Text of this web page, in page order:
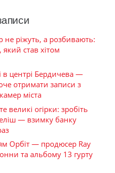
не ріжуть, а розбивають:
який став хітом
в центрі Бердичева —
отримати записи з
міста
великі огірки: зробіть
— взимку банку
Орбіт — продюсер Ray
та альбому 13 гурту